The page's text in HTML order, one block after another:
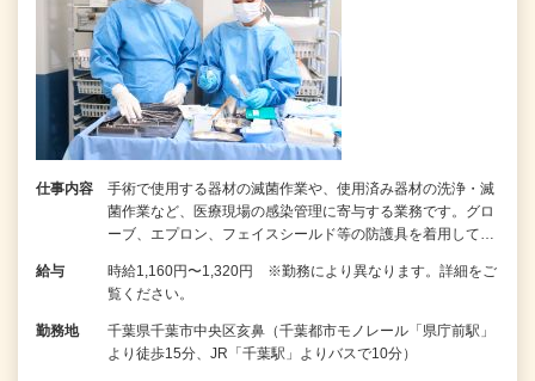
仕事内容
手術で使用する器材の滅菌作業や、使用済み器材の洗浄・滅
菌作業など、医療現場の感染管理に寄与する業務です。グロ
ーブ、エプロン、フェイスシールド等の防護具を着用して…
給与
時給1,160円〜1,320円 ※勤務により異なります。詳細をご
覧ください。
勤務地
千葉県千葉市中央区亥鼻（千葉都市モノレール「県庁前駅」
より徒歩15分、JR「千葉駅」よりバスで10分）